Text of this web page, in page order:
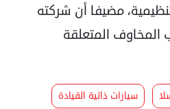
مضيفا أن شركته
المتعلقة
سيارات ذاتية القيادة